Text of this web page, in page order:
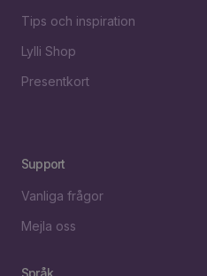
Tips och inspiration
Lylli Shop
Presentkort
Support
Vanliga frågor
Mejla oss